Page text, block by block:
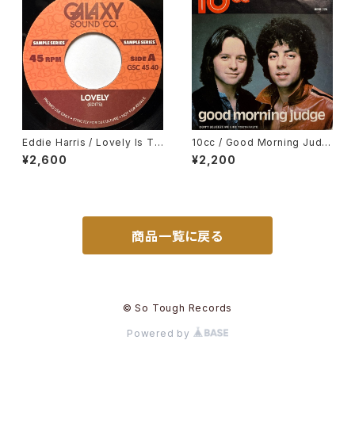
Eddie Harris / Lovely Is To
day, Deodato / September
13
¥2,600
10cc / Good Morning Judg
e
¥2,200
商品一覧に戻る
© So Tough Records
Powered by